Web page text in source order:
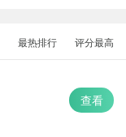
最热排行 评分最高
查看